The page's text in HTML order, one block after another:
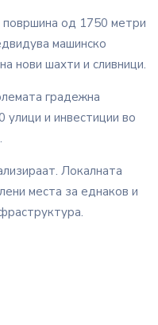
од 1750 метри
машинско
нови шахти и сливници.
градежна
улици и инвестиции во
Локалната
места за еднаков и